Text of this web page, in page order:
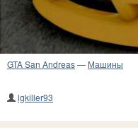
GTA San Andreas— Машины
lgkiller93